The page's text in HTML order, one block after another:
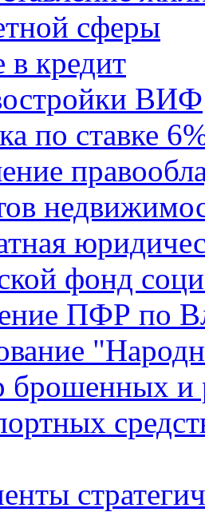
сферы
кредит
ВИФ
по ставке
фонд
ПФР по
брошенных и